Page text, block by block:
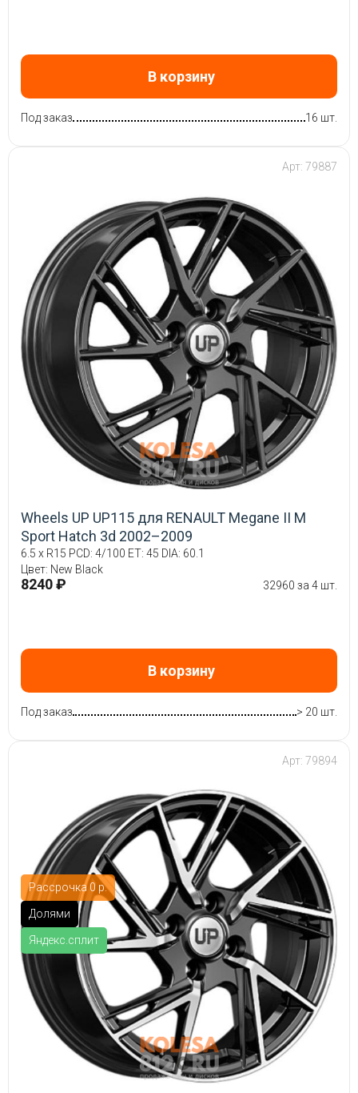
В корзину
Под заказ 16 шт.
Арт: 79887
Wheels UP UP115 для RENAULT Megane II M
Sport Hatch 3d 2002–2009
6.5 x R15 PCD: 4/100 ET: 45 DIA: 60.1
Цвет: New Black
8240 ₽ 32960 за 4 шт.
В корзину
Под заказ > 20 шт.
Рассрочка 0 р.
Долями
Яндекс.сплит
Арт: 79894